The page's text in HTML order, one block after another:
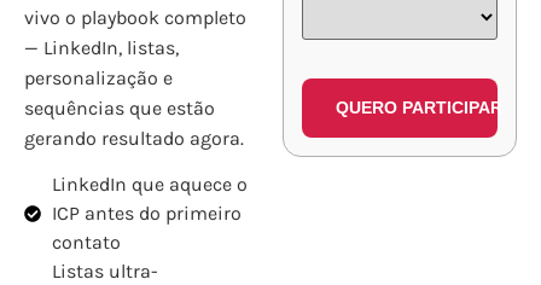
vivo o playbook completo
— LinkedIn, listas,
personalização e
sequências que estão
gerando resultado agora.
LinkedIn que aquece o
ICP antes do primeiro
contato
Listas ultra-
QUERO PARTICIPAR